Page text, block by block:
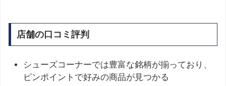
店舗の口コミ評判
シューズコーナーでは豊富な銘柄が揃っており、
ピンポイントで好みの商品が見つかる